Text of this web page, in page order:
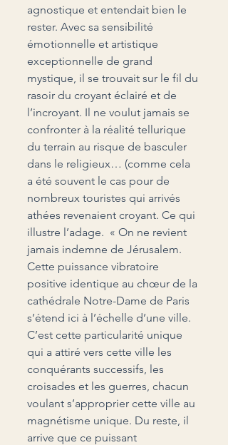
agnostique et entendait bien le
rester. Avec sa sensibilité
émotionnelle et artistique
exceptionnelle de grand
mystique, il se trouvait sur le fil du
rasoir du croyant éclairé et de
l’incroyant. Il ne voulut jamais se
confronter à la réalité tellurique
du terrain au risque de basculer
dans le religieux… (comme cela
a été souvent le cas pour de
nombreux touristes qui arrivés
athées revenaient croyant. Ce qui
illustre l’adage.  « On ne revient
jamais indemne de Jérusalem.
Cette puissance vibratoire
positive identique au chœur de la
cathédrale Notre-Dame de Paris
s’étend ici à l’échelle d’une ville.
C’est cette particularité unique
qui a attiré vers cette ville les
conquérants successifs, les
croisades et les guerres, chacun
voulant s’approprier cette ville au
magnétisme unique. Du reste, il
arrive que ce puissant